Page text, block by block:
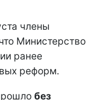
члены
Министерство
ранее
реформ.
без